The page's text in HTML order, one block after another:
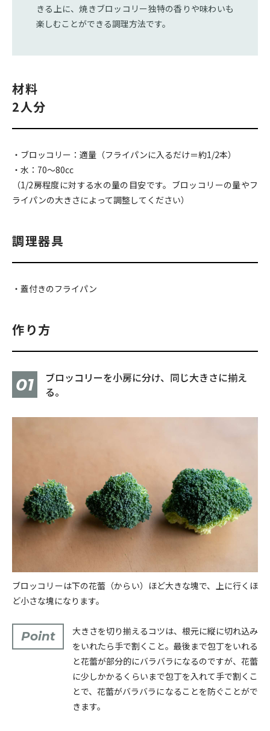
きる上に、焼きブロッコリー独特の香りや味わいも
楽しむことができる調理方法です。
材料
2人分
・ブロッコリー：適量（フライパンに入るだけ＝約1/2本）
・水：70〜80cc
（1/2房程度に対する水の量の目安です。ブロッコリーの量やフ
ライパンの大きさによって調整してください）
調理器具
・蓋付きのフライパン
作り方
01
ブロッコリーを小房に分け、同じ大きさに揃え
る。
ブロッコリーは下の花蕾（からい）ほど大きな塊で、上に行くほ
ど小さな塊になります。
Point
大きさを切り揃えるコツは、根元に縦に切れ込み
をいれたら手で割くこと。最後まで包丁をいれる
と花蕾が部分的にバラバラになるのですが、花蕾
に少しかかるくらいまで包丁を入れて手で割くこ
とで、花蕾がバラバラになることを防ぐことがで
きます。